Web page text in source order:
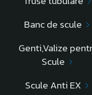
Banc de scule
Genti,Valize
Scule
Scule Anti EX
Descriere
• geantă textil
• material textil
• volum 13 l